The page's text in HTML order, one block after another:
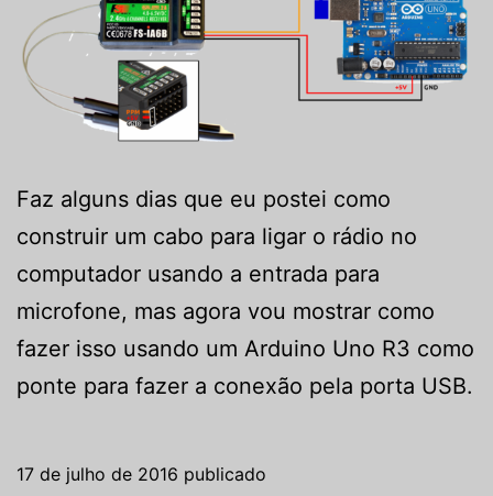
Faz alguns dias que eu postei como
construir um cabo para ligar o rádio no
computador usando a entrada para
microfone, mas agora vou mostrar como
fazer isso usando um Arduino Uno R3 como
ponte para fazer a conexão pela porta USB.
17 de julho de 2016 publicado